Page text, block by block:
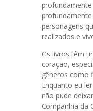
personagens
realizados e
Os livros têm
coração,
gêneros como
Enquanto eu
não pude
Companhia da